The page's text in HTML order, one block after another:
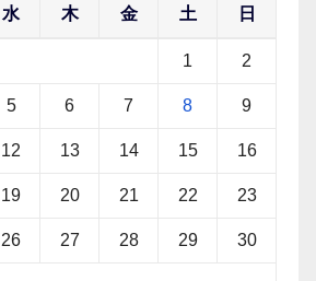
水 木 金 土 日
1 2
5 6 7 8 9
12 13 14 15 16
19 20 21 22 23
26 27 28 29 30